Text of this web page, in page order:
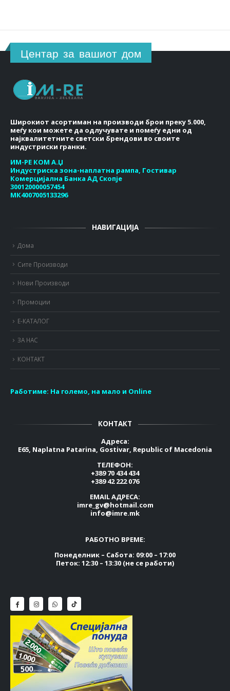
Центар за вашиот дом
Широкиот асортиман на производи брои преку 5.000,
меѓу кои можете да одлучувате и помеѓу едни од
најквалитетните светски брендови во своите
индустриски гранки.
ИМ-РЕ КОМ А.Џ
Индустриска зона-наплатна рампа, Гостивар
Комерцијална Банка АД Скопје
300120000057454
МК4007005133296
НАВИГАЦИЈА
Дома
Сите Производи
Нови Производи
Промоции
Е-КАТАЛОГ
ЗА НАС
КОНТАКТ
Работиме: На големо, на мало и Online
КОНТАКТ
Адреса:
E65, Naplatna Patarina, Gostivar, Republic of Macedonia
ТЕЛЕФОН:
+389 70 434 434
+389 42 222 076
EMAIL АДРЕСА:
imre_gv@hotmail.com
info@imre.mk
РАБОТНО ВРЕМЕ:
Понеделник – Сабота: 09:00 – 17:00
Петок: 12:30 – 13:30 (не се работи)